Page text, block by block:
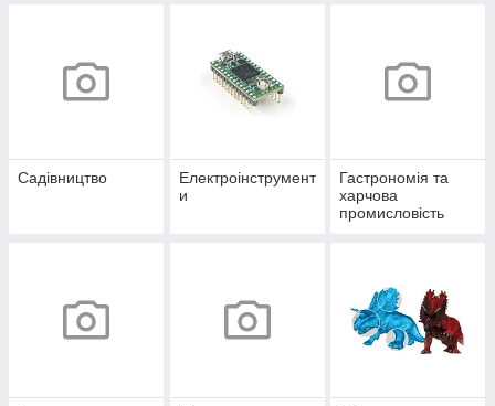
Садівництво
Електроінструмент
и
Гастрономія та
харчова
промисловість